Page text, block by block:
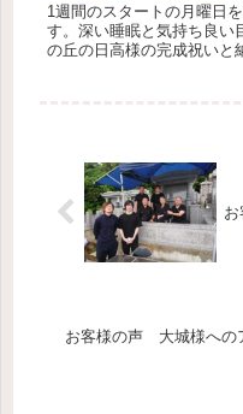
1週間のスタートの月曜日
す。深い睡眠と気持ち良い
の丘の日高様の完成祝いと
お客様の声 大城様への